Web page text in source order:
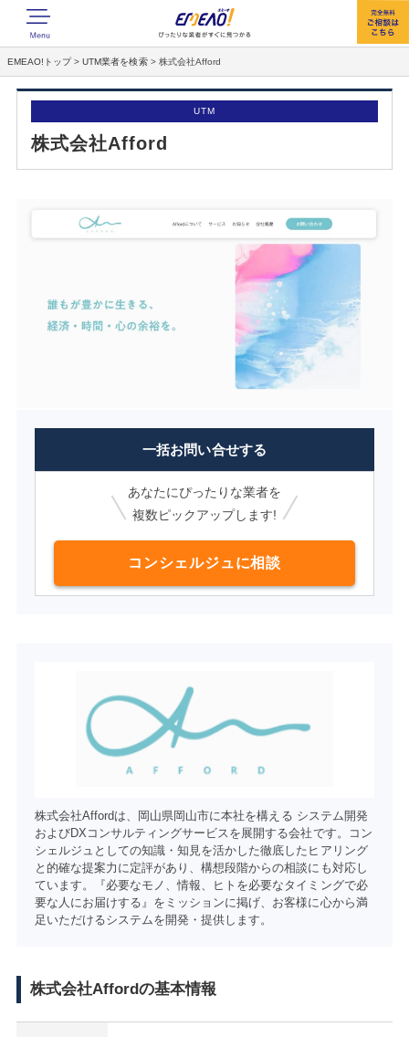
EMEAO!トップ >UTM業者を検索 > 株式会社Afford
UTM
株式会社Afford
一括お問い合せする
あなたにぴったりな業者を
複数ピックアップします!
コンシェルジュに相談
株式会社Affordは、岡山県岡山市に本社を構える システム開発
およびDXコンサルティングサービスを展開する会社です。コン
シェルジュとしての知識・知見を活かした徹底したヒアリング
と的確な提案力に定評があり、構想段階からの相談にも対応し
ています。『必要なモノ、情報、ヒトを必要なタイミングで必
要な人にお届けする』をミッションに掲げ、お客様に心から満
足いただけるシステムを開発・提供します。
株式会社Affordの基本情報